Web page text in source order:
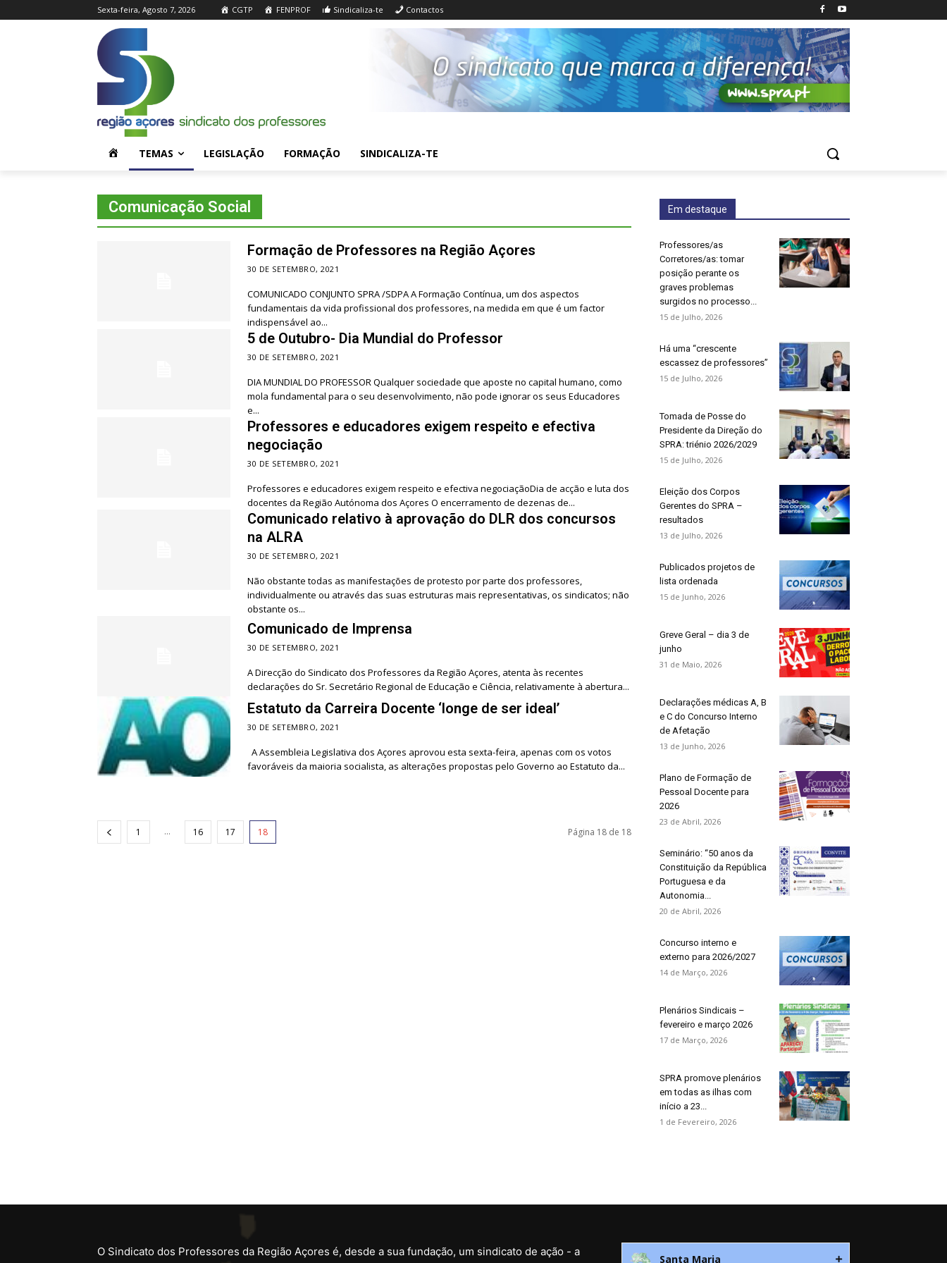
Sexta-feira, Agosto 7, 2026 CGTP FENPROF Sindicaliza-te Contactos
M
TEMAS LEGISLAÇÃO FORMAÇÃO SINDICALIZA-TE
Comunicação Social
Formação de Professores na Região Açores
30 DE SETEMBRO, 2021
COMUNICADO CONJUNTO SPRA /SDPA A Formação Contínua, um dos aspectos
fundamentais da vida profissional dos professores, na medida em que é um factor
indispensável ao...
5 de Outubro- Dia Mundial do Professor
30 DE SETEMBRO, 2021
DIA MUNDIAL DO PROFESSOR Qualquer sociedade que aposte no capital humano, como
mola fundamental para o seu desenvolvimento, não pode ignorar os seus Educadores
e...
Professores e educadores exigem respeito e efectiva
negociação
30 DE SETEMBRO, 2021
Professores e educadores exigem respeito e efectiva negociaçãoDia de acção e luta dos
docentes da Região Autónoma dos Açores O encerramento de dezenas de...
Comunicado relativo à aprovação do DLR dos concursos
na ALRA
30 DE SETEMBRO, 2021
Não obstante todas as manifestações de protesto por parte dos professores,
individualmente ou através das suas estruturas mais representativas, os sindicatos; não
obstante os...
Comunicado de Imprensa
30 DE SETEMBRO, 2021
A Direcção do Sindicato dos Professores da Região Açores, atenta às recentes
declarações do Sr. Secretário Regional de Educação e Ciência, relativamente à abertura...
Estatuto da Carreira Docente ‘longe de ser ideal’
30 DE SETEMBRO, 2021
A Assembleia Legislativa dos Açores aprovou esta sexta-feira, apenas com os votos
favoráveis da maioria socialista, as alterações propostas pelo Governo ao Estatuto da...
1 ... 16 17 18 Página 18 de 18
Em destaque
Professores/as
Corretores/as: tomar
posição perante os
graves problemas
surgidos no processo...
15 de Julho, 2026
Há uma “crescente
escassez de professores”
15 de Julho, 2026
Tomada de Posse do
Presidente da Direção do
SPRA: triénio 2026/2029
15 de Julho, 2026
Eleição dos Corpos
Gerentes do SPRA –
resultados
13 de Julho, 2026
Publicados projetos de
lista ordenada
15 de Junho, 2026
Greve Geral – dia 3 de
junho
31 de Maio, 2026
Declarações médicas A, B
e C do Concurso Interno
de Afetação
13 de Junho, 2026
Plano de Formação de
Pessoal Docente para
2026
23 de Abril, 2026
Seminário: “50 anos da
Constituição da República
Portuguesa e da
Autonomia...
20 de Abril, 2026
Concurso interno e
externo para 2026/2027
14 de Março, 2026
Plenários Sindicais –
fevereiro e março 2026
17 de Março, 2026
SPRA promove plenários
em todas as ilhas com
início a 23...
1 de Fevereiro, 2026
O Sindicato dos Professores da Região Açores é, desde a sua fundação, um sindicato de ação - a
Santa Maria